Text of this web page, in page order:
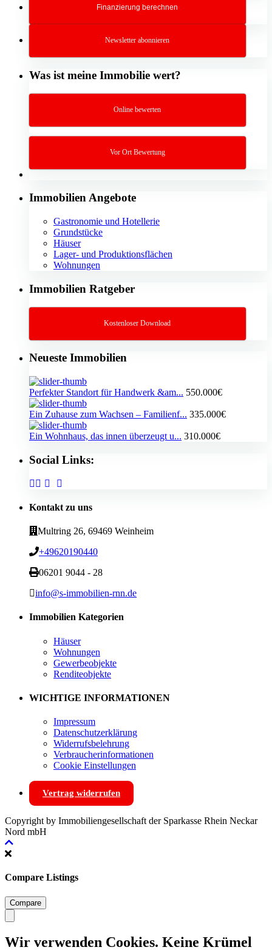
Finanzierung berechnen
Newsletter abonnieren
Was ist meine Immobilie wert?
Online bewerten
Vor Ort Bewertung
Immobilien Angebote
Gastronomie und Hotellerie
Grundstücke
Häuser
Lager- und Produktionsflächen
Wohnungen
Immobilien Ratgeber
Kostenloser Download
Neueste Immobilien
Perfekter Standort für Handwerk &am... 550.000€
Ein Zuhause zum Wachsen – Familienf... 335.000€
Ein Wohnhaus, das innen überzeugt u... 310.000€
Social Links:
Kontakt zu uns
Multring 26, 69469 Weinheim
+49620190440
06201 9044 - 28
info@s-immobilien-rnn.de
Immobilien Kategorien
Häuser
Wohnungen
Gewerbeobjekte
Renditeobjekte
WICHTIGE INFORMATIONEN
Impressum
Datenschutzerklärung
Widerrufsbelehrung
Verbraucherinformationen
Cookie Einstellungen
Vertrag widerrufen
Copyright by Immobiliengesellschaft der Sparkasse Rhein Neckar
Nord mbH
Compare Listings
Compare
Wir verwenden Cookies. Keine Krümel